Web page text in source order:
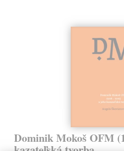
Dominik Mokoš OFM